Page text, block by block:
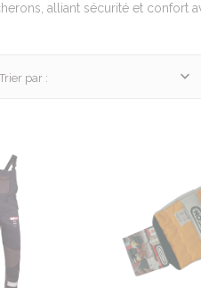
alliant sécurité et confort
Trier par :